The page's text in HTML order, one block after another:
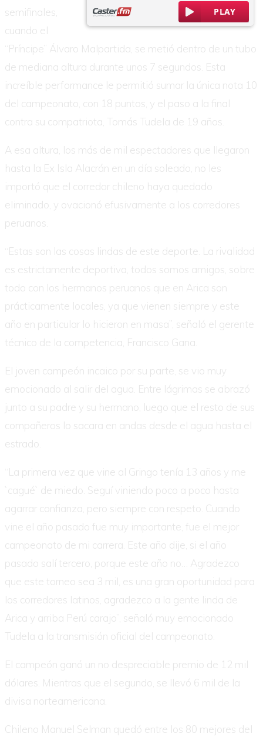
semifinales,
cuando el
“Príncipe” Álvaro Malpartida, se metió dentro de un tubo
de mediana altura durante unos 7 segundos. Esta
increíble performance le permitió sumar la única nota 10
del campeonato, con 18 puntos, y el paso a la final
contra su compatriota, Tomás Tudela de 19 años.
A esa altura, los más de mil espectadores que llegaron
hasta la Ex Isla Alacrán en un día soleado, no les
importó que el corredor chileno haya quedado
eliminado, y ovacionó efusivamente a los corredores
peruanos.
“Estas son las cosas lindas de este deporte. La rivalidad
es estrictamente deportiva, todos somos amigos, sobre
todo con los hermanos peruanos que en Arica son
prácticamente locales, ya que vienen siempre y este
año en particular lo hicieron en masa”, señaló el gerente
técnico de la competencia, Francisco Gana.
El joven campeón incaico por su parte, se vio muy
emocionado al salir del agua. Entre lágrimas se abrazó
junto a su padre y su hermano, luego que el resto de sus
compañeros lo sacara en andas desde el agua hasta el
estrado.
“La primera vez que vine al Gringo tenía 13 años y me
`cagué` de miedo. Seguí viniendo poco a poco hasta
agarrar confianza, pero siempre con respeto. Cuando
vine el año pasado fue muy importante, fue el mejor
campeonato de mi carrera. Este año dije, si el año
pasado salí tercero, porque este año no… Agradezco
que este torneo sea 3 mil, es una gran oportunidad para
los corredores latinos, agradezco a la gente linda de
Arica y arriba Perú carajo”, señaló muy emocionado
Tudela a la transmisión oficial del campeonato.
El campeón ganó un no despreciable premio de 12 mil
dólares. Mientras que el segundo, se llevó 6 mil de la
divisa norteamericana.
Chileno Manuel Selman quedó entre los 80 mejores del